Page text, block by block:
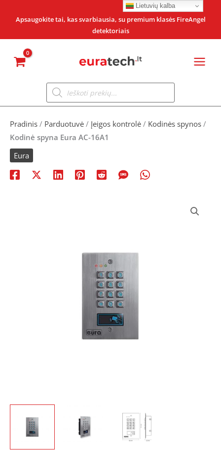
Apsaugokite tai, kas svarbiausia, su premium klasės FireAngel
detektoriais
Products
search
Pradinis / Parduotuvė / Įeigos kontrolė / Kodinės spynos /
Kodinė spyna Eura AC-16A1
Eura
Lietuvių kalba